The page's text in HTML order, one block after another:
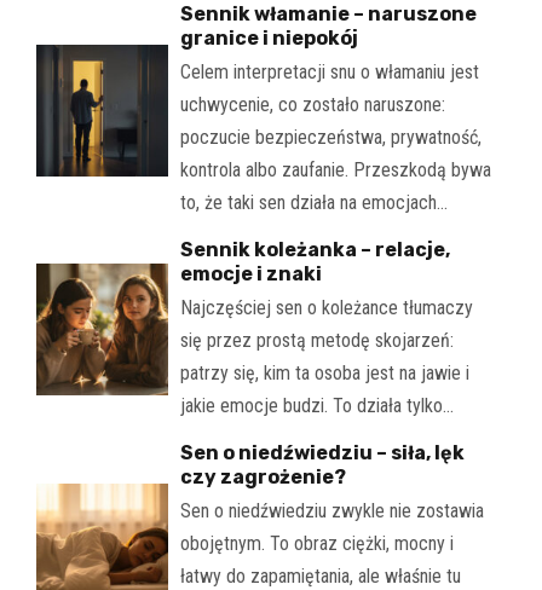
Sennik włamanie – naruszone
granice i niepokój
Celem interpretacji snu o włamaniu jest
uchwycenie, co zostało naruszone:
poczucie bezpieczeństwa, prywatność,
kontrola albo zaufanie. Przeszkodą bywa
to, że taki sen działa na emocjach…
Sennik koleżanka – relacje,
emocje i znaki
Najczęściej sen o koleżance tłumaczy
się przez prostą metodę skojarzeń:
patrzy się, kim ta osoba jest na jawie i
jakie emocje budzi. To działa tylko…
Sen o niedźwiedziu – siła, lęk
czy zagrożenie?
Sen o niedźwiedziu zwykle nie zostawia
obojętnym. To obraz ciężki, mocny i
łatwy do zapamiętania, ale właśnie tu